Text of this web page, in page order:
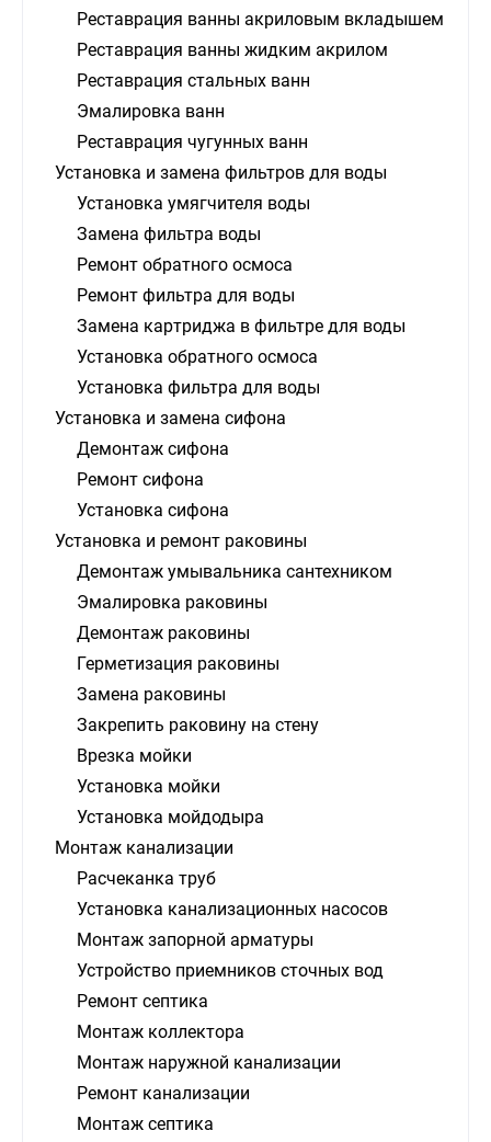
Реставрация ванны акриловым вкладышем
Реставрация ванны жидким акрилом
Реставрация стальных ванн
Эмалировка ванн
Реставрация чугунных ванн
Установка и замена фильтров для воды
Установка умягчителя воды
Замена фильтра воды
Ремонт обратного осмоса
Ремонт фильтра для воды
Замена картриджа в фильтре для воды
Установка обратного осмоса
Установка фильтра для воды
Установка и замена сифона
Демонтаж сифона
Ремонт сифона
Установка сифона
Установка и ремонт раковины
Демонтаж умывальника сантехником
Эмалировка раковины
Демонтаж раковины
Герметизация раковины
Замена раковины
Закрепить раковину на стену
Врезка мойки
Установка мойки
Установка мойдодыра
Монтаж канализации
Расчеканка труб
Установка канализационных насосов
Монтаж запорной арматуры
Устройство приемников сточных вод
Ремонт септика
Монтаж коллектора
Монтаж наружной канализации
Ремонт канализации
Монтаж септика